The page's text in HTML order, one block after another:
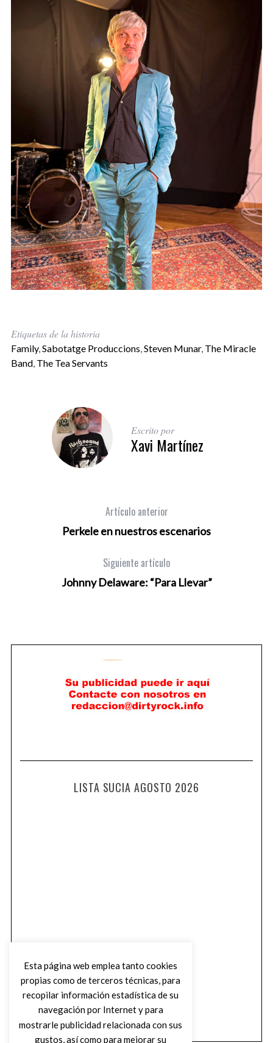
Etiquetas de la historia
Family,Sabotatge Produccions,Steven Munar, The Miracle
Band, The Tea Servants
Escrito por
Xavi Martínez
Artículo anterior
Perkele en nuestros escenarios
Siguiente artículo
Johnny Delaware: “Para Llevar”
LISTA SUCIA AGOSTO 2026
Esta página web emplea tanto cookies
propias como de terceros técnicas, para
recopilar información estadística de su
navegación por Internet y para
mostrarle publicidad relacionada con sus
gustos, así como para mejorar su